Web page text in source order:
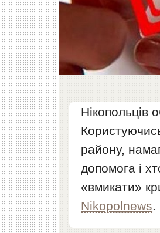
Нікопольців
району,
допомога і
«вмикати»
Nikopolnews.